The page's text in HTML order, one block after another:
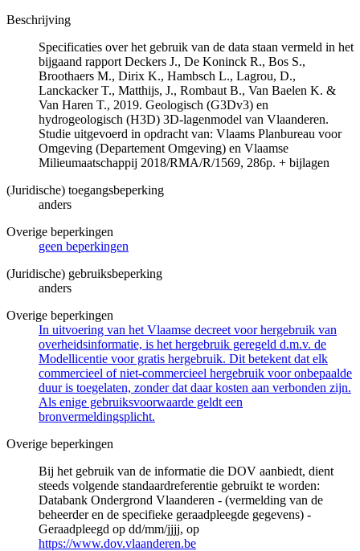
Beschrijving
Specificaties over het gebruik van de data staan vermeld in het
bijgaand rapport Deckers J., De Koninck R., Bos S.,
Broothaers M., Dirix K., Hambsch L., Lagrou, D.,
Lanckacker T., Matthijs, J., Rombaut B., Van Baelen K. &
Van Haren T., 2019. Geologisch (G3Dv3) en
hydrogeologisch (H3D) 3D-lagenmodel van Vlaanderen.
Studie uitgevoerd in opdracht van: Vlaams Planbureau voor
Omgeving (Departement Omgeving) en Vlaamse
Milieumaatschappij 2018/RMA/R/1569, 286p. + bijlagen
(Juridische) toegangsbeperking
anders
Overige beperkingen
geen beperkingen
(Juridische) gebruiksbeperking
anders
Overige beperkingen
In uitvoering van het Vlaamse decreet voor hergebruik van
overheidsinformatie, is het hergebruik geregeld d.m.v. de
Modellicentie voor gratis hergebruik. Dit betekent dat elk
commercieel of niet-commercieel hergebruik voor onbepaalde
duur is toegelaten, zonder dat daar kosten aan verbonden zijn.
Als enige gebruiksvoorwaarde geldt een
bronvermeldingsplicht.
Overige beperkingen
Bij het gebruik van de informatie die DOV aanbiedt, dient
steeds volgende standaardreferentie gebruikt te worden:
Databank Ondergrond Vlaanderen - (vermelding van de
beheerder en de specifieke geraadpleegde gegevens) -
Geraadpleegd op dd/mm/jjjj, op
https://www.dov.vlaanderen.be